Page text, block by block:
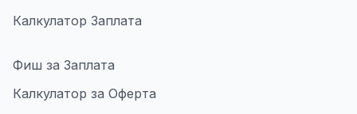
Калкулатор Заплата
Фиш за Заплата
Калкулатор за Оферта